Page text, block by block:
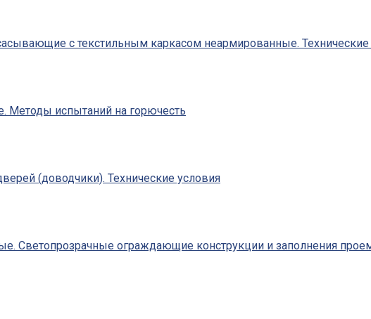
с текстильным каркасом неармированные.
Методы испытаний на горючесть
(доводчики). Технические условия
Светопрозрачные ограждающие конструкции и заполнения